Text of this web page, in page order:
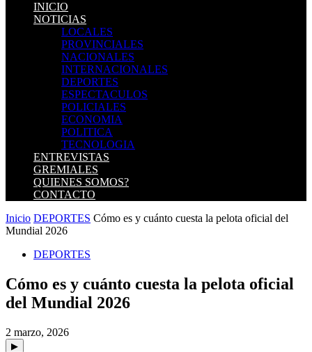
INICIO
NOTICIAS
LOCALES
PROVINCIALES
NACIONALES
INTERNACIONALES
DEPORTES
ESPECTACULOS
POLICIALES
ECONOMIA
POLITICA
TECNOLOGIA
ENTREVISTAS
GREMIALES
QUIENES SOMOS?
CONTACTO
Inicio DEPORTES Cómo es y cuánto cuesta la pelota oficial del
Mundial 2026
DEPORTES
Cómo es y cuánto cuesta la pelota oficial
del Mundial 2026
2 marzo, 2026
▶